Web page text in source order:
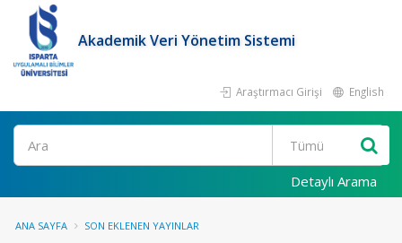
Akademik Veri Yönetim Sistemi
Araştırmacı Girişi English
Ara
Detaylı Arama
ANA SAYFA SON EKLENEN YAYINLAR